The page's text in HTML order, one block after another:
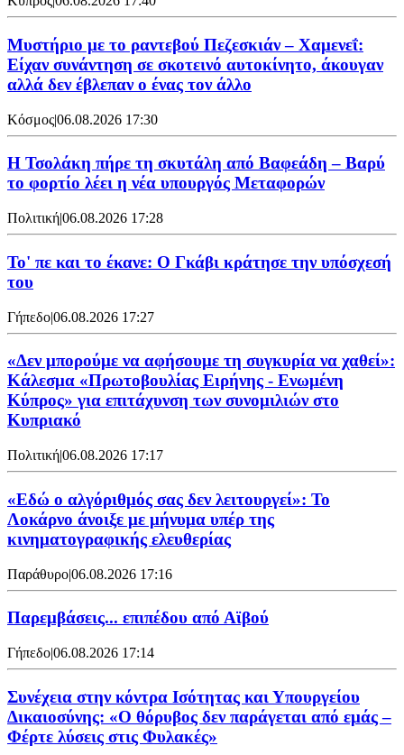
Μυστήριο με το ραντεβού Πεζεσκιάν – Χαμενεΐ:
Είχαν συνάντηση σε σκοτεινό αυτοκίνητο, άκουγαν
αλλά δεν έβλεπαν ο ένας τον άλλο
Κόσμος|06.08.2026 17:30
Η Τσολάκη πήρε τη σκυτάλη από Βαφεάδη – Βαρύ
το φορτίο λέει η νέα υπουργός Μεταφορών
Πολιτική|06.08.2026 17:28
Το' πε και το έκανε: Ο Γκάβι κράτησε την υπόσχεσή
του
Γήπεδο|06.08.2026 17:27
«Δεν μπορούμε να αφήσουμε τη συγκυρία να χαθεί»:
Κάλεσμα «Πρωτοβουλίας Ειρήνης - Ενωμένη
Κύπρος» για επιτάχυνση των συνομιλιών στο
Κυπριακό
Πολιτική|06.08.2026 17:17
«Εδώ ο αλγόριθμός σας δεν λειτουργεί»: Το
Λοκάρνο άνοιξε με μήνυμα υπέρ της
κινηματογραφικής ελευθερίας
Παράθυρο|06.08.2026 17:16
Παρεμβάσεις... επιπέδου από Αϊβού
Γήπεδο|06.08.2026 17:14
Συνέχεια στην κόντρα Ισότητας και Υπουργείου
Δικαιοσύνης: «Ο θόρυβος δεν παράγεται από εμάς –
Φέρτε λύσεις στις Φυλακές»